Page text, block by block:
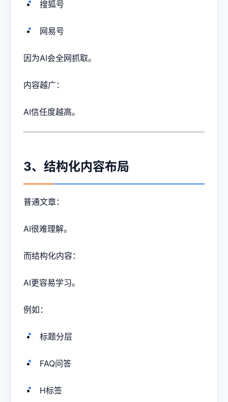
搜狐号
网易号
因为AI会全网抓取。
内容越广：
AI信任度越高。
3、结构化内容布局
普通文章：
AI很难理解。
而结构化内容：
AI更容易学习。
例如：
标题分层
FAQ问答
H标签